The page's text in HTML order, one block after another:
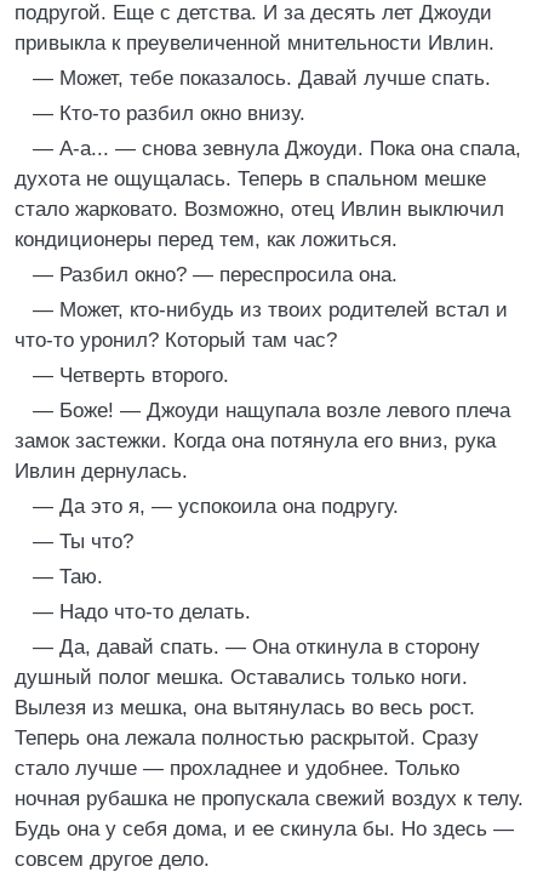
подругой. Еще с детства. И за десять лет Джоуди
привыкла к преувеличенной мнительности Ивлин.
— Может, тебе показалось. Давай лучше спать.
— Кто-то разбил окно внизу.
— А-а... — снова зевнула Джоуди. Пока она спала,
духота не ощущалась. Теперь в спальном мешке
стало жарковато. Возможно, отец Ивлин выключил
кондиционеры перед тем, как ложиться.
— Разбил окно? — переспросила она.
— Может, кто-нибудь из твоих родителей встал и
что-то уронил? Который там час?
— Четверть второго.
— Боже! — Джоуди нащупала возле левого плеча
замок застежки. Когда она потянула его вниз, рука
Ивлин дернулась.
— Да это я, — успокоила она подругу.
— Ты что?
— Таю.
— Надо что-то делать.
— Да, давай спать. — Она откинула в сторону
душный полог мешка. Оставались только ноги.
Вылезя из мешка, она вытянулась во весь рост.
Теперь она лежала полностью раскрытой. Сразу
стало лучше — прохладнее и удобнее. Только
ночная рубашка не пропускала свежий воздух к телу.
Будь она у себя дома, и ее скинула бы. Но здесь —
совсем другое дело.